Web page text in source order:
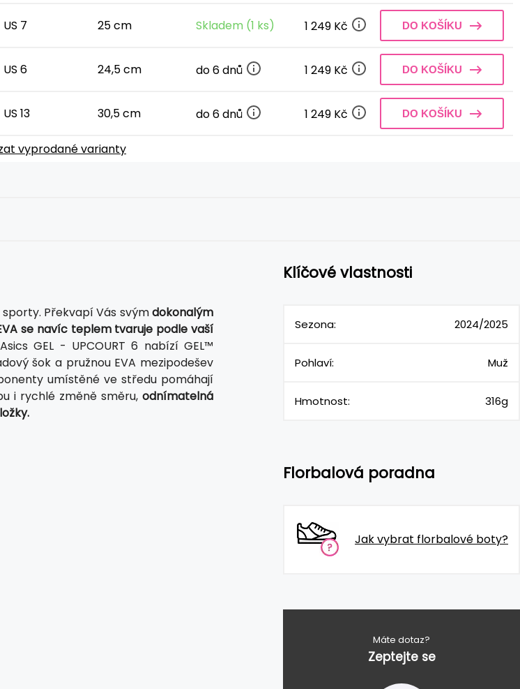
US 7 25 cm Skladem (1 ks) 1 249 Kč DO KOŠÍKU
US 6 24,5 cm do 6 dnů 1 249 Kč DO KOŠÍKU
US 13 30,5 cm do 6 dnů 1 249 Kč DO KOŠÍKU
vyprodané varianty
sporty. Překvapí Vás svýmdokonalým
se navíc teplem tvaruje podle vaší
GEL - UPCOURT 6 nabízí GEL™
šok a pružnou EVA mezipodešev
umístěné ve středu pomáhají
i rychlé změně směru, odnímatelná
Klíčové vlastnosti
Sezona: 2024/2025
Pohlaví: Muž
Hmotnost: 316g
Florbalová poradna
Jak vybrat florbalové boty?
Máte dotaz?
Zeptejte se